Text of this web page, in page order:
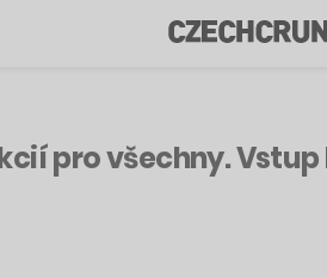
pro všechny.